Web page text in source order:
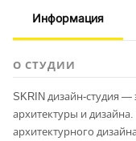
Информация
О СТУДИИ
SKRIN дизайн-студия —
архитектуры и
архитектурного